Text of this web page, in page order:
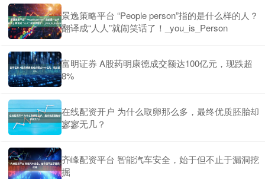
景逸策略平台 “People person”指的是什么样的人？
翻译成“人人”就闹笑话了！_you_is_Person
富明证券 A股药明康德成交额达100亿元，现跌超
8%
在线配资开户 为什么取卵那么多，最终优质胚胎却
寥寥无几？
齐峰配资平台 智能汽车安全，始于但不止于漏洞挖
掘